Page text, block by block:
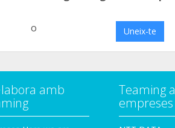
o Uneix-te
amb
Teaming a
empreses